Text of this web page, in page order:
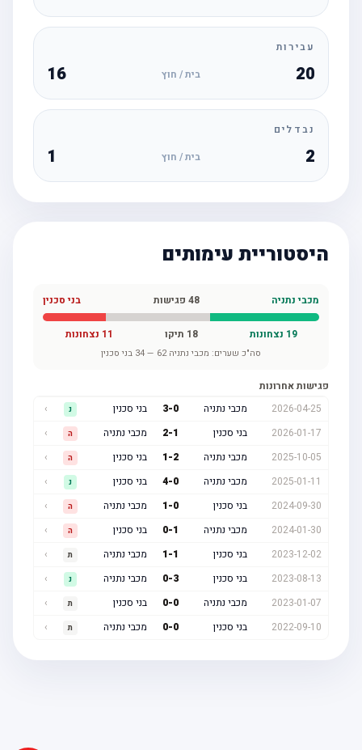
עבירות
20 בית / חוץ 16
נבדלים
בית / חוץ
היסטוריית עימותים
מכבי נתניה 48פגישות בני סכנין
19נצחונות 18תיקו נצחונות
סה"כ שערים:מכבי נתניה 62
—
34 בני סכנין
פגישות אחרונות
2026-04-25
מכבי נתניה 3 בני סכנין
2026-01-17
בני סכנין 2 מכבי נתניה
2025-10-05
מכבי נתניה 1 בני סכנין
2025-01-11
מכבי נתניה 4 בני סכנין
2024-09-30
בני סכנין 1 מכבי נתניה
2024-01-30
מכבי נתניה 0 בני סכנין
2023-12-02
בני סכנין 1 מכבי נתניה
2023-08-13
בני סכנין 0 מכבי נתניה
2023-01-07
מכבי נתניה 0 בני סכנין
2022-09-10
בני סכנין 0 מכבי נתניה